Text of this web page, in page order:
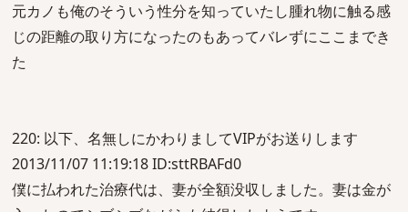
元カノも俺のそういう性分を知っていたし腫れ物に触る感
じの距離の取り方になったのもあってバレずにここまでき
た
220: 以下、名無しにかわりましてVIPがお送りします
2013/11/07 11:19:18 ID:sttRBAFd0
僕に払われた治療代は、妻が全額没収しました。妻は金が